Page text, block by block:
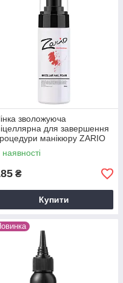
зволожуюча
для завершення
манікюру ZARIO
150 мл
наявності
₴
Купити